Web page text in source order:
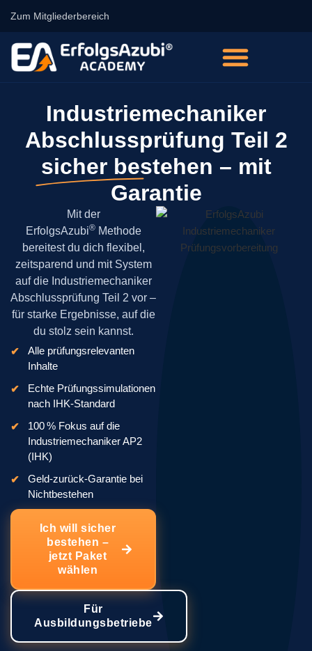
Zum Mitgliederbereich
Industriemechaniker
Abschlussprüfung Teil 2
sicher bestehen – mit
Garantie
Mit der
ErfolgsAzubi®Methode
bereitest du dich flexibel,
zeitsparend und mit System
auf die Industriemechaniker
Abschlussprüfung Teil 2 vor –
für starke Ergebnisse, auf die
du stolz sein kannst.
Alle prüfungsrelevanten
Inhalte
Echte Prüfungssimulationen
nach IHK-Standard
100 % Fokus auf die
Industriemechaniker AP2
(IHK)
Geld-zurück-Garantie bei
Nichtbestehen
Ich will sicher
bestehen –
jetzt Paket
wählen
Für
Ausbildungsbetriebe